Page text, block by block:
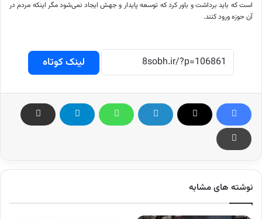
است که باید برداشت و باور کرد که توسعه پایدار و جهش ایجاد نمی‌شود مگر اینکه مردم در
آن حوزه ورود کنند.
لینک کوتاه
نوشته های مشابه